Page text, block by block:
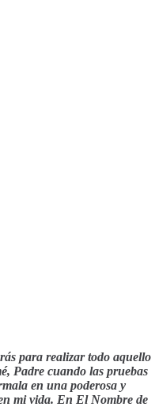
para realizar todo aquello
Padre cuando las pruebas
en una poderosa y
mi vida. En El Nombre de